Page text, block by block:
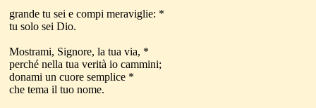
grande tu sei e compi meraviglie: *
tu solo sei Dio.
Mostrami, Signore, la tua via, *
perché nella tua verità io cammini;
donami un cuore semplice *
che tema il tuo nome.